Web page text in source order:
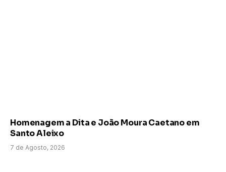
Homenagem a Dita e João Moura Caetano em
Santo Aleixo
7 de Agosto, 2026